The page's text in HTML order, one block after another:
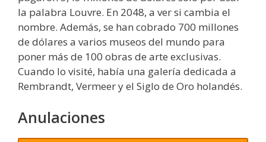
la palabra Louvre. En 2048, a ver si cambia el
nombre. Además, se han cobrado 700 millones
de dólares a varios museos del mundo para
poner más de 100 obras de arte exclusivas.
Cuando lo visité, había una galería dedicada a
Rembrandt, Vermeer y el Siglo de Oro holandés.
Anulaciones